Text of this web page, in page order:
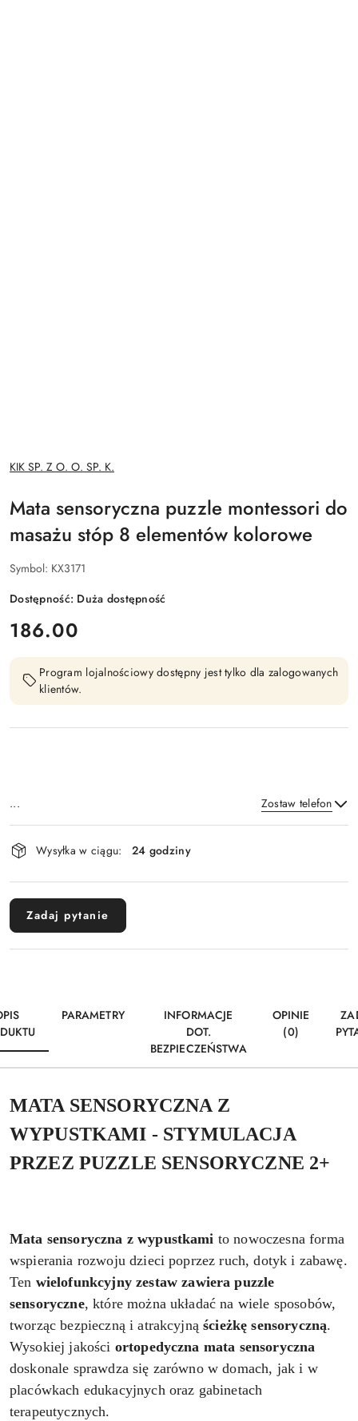
NAZWA
PRODUCENTA:
KIK SP. Z O. O. SP. K.
Mata sensoryczna puzzle montessori do
masażu stóp 8 elementów kolorowe
Symbol: KX3171
Dostępność: Duża dostępność
cena:
186.00
Program lojalnościowy dostępny jest tylko dla zalogowanych
klientów.
... Zostaw telefon
Dostępność
i
dostawa
Wysyłka w ciągu: 24 godziny
Zadaj pytanie
PARAMETRY
INFORMACJE
DOT.
BEZPIECZEŃSTWA
OPINIE
(0)
MATA SENSORYCZNA Z
WYPUSTKAMI - STYMULACJA
PRZEZ PUZZLE SENSORYCZNE 2+
Mata sensoryczna z wypustkami to nowoczesna forma
wspierania rozwoju dzieci poprzez ruch, dotyk i zabawę.
Ten wielofunkcyjny zestaw zawiera puzzle
sensoryczne, które można układać na wiele sposobów,
tworząc bezpieczną i atrakcyjnąścieżkę sensoryczną.
Wysokiej jakości ortopedyczna mata sensoryczna
doskonale sprawdza się zarówno w domach, jak i w
placówkach edukacyjnych oraz gabinetach
terapeutycznych.